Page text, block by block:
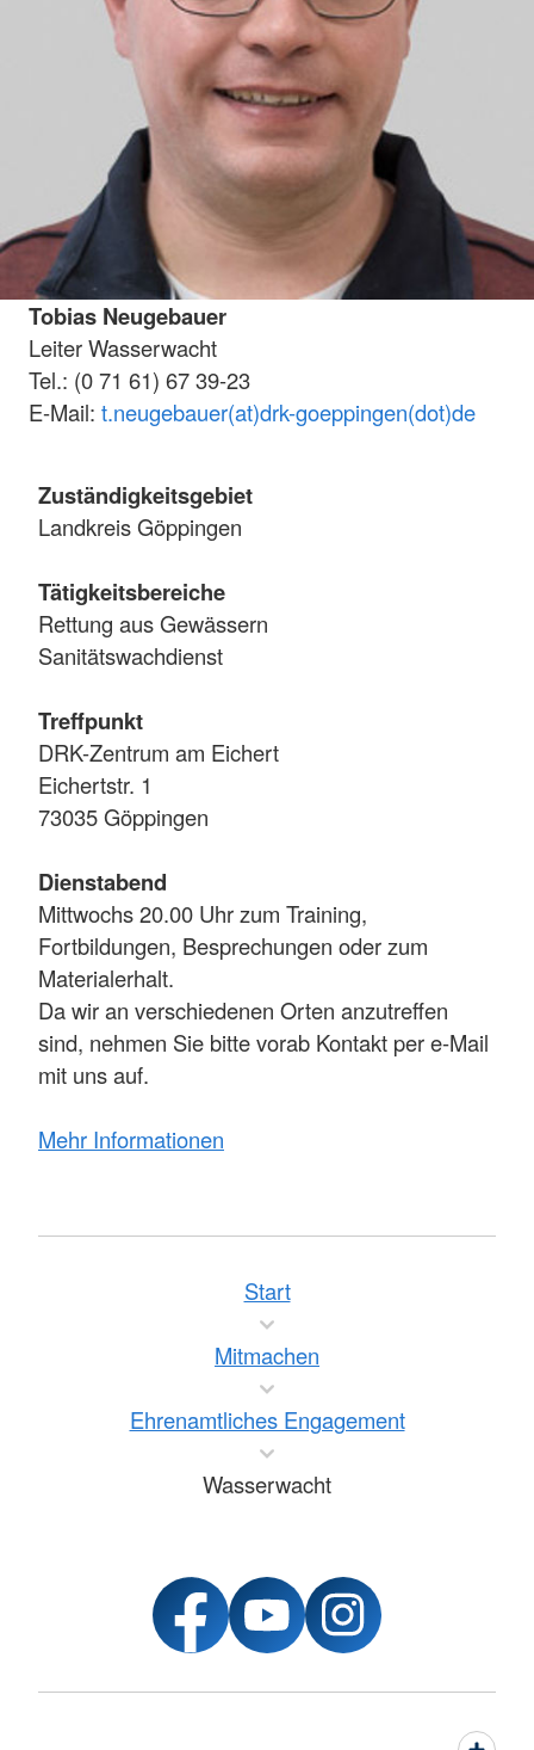
Tobias Neugebauer
Leiter Wasserwacht
Tel.: (0 71 61) 67 39-23
E-Mail: t.neugebauer(at)drk-goeppingen(dot)de
Zuständigkeitsgebiet
Landkreis Göppingen
Tätigkeitsbereiche
Rettung aus Gewässern
Sanitätswachdienst
Treffpunkt
DRK-Zentrum am Eichert
Eichertstr. 1
73035 Göppingen
Dienstabend
Mittwochs 20.00 Uhr zum Training,
Fortbildungen, Besprechungen oder zum
Materialerhalt.
Da wir an verschiedenen Orten anzutreffen
sind, nehmen Sie bitte vorab Kontakt per e-Mail
mit uns auf.
Mehr Informationen
Start
Mitmachen
Ehrenamtliches Engagement
Wasserwacht